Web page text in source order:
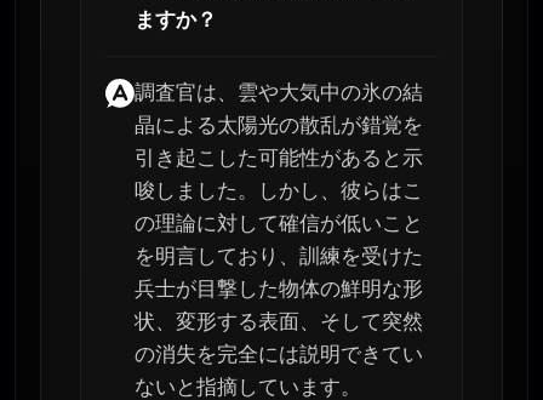
ますか？
調査官は、雲や大気中の氷の結
晶による太陽光の散乱が錯覚を
引き起こした可能性があると示
唆しました。しかし、彼らはこ
の理論に対して確信が低いこと
を明言しており、訓練を受けた
兵士が目撃した物体の鮮明な形
状、変形する表面、そして突然
の消失を完全には説明できてい
ないと指摘しています。